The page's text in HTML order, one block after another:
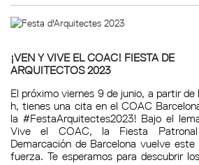
¡VEN Y VIVE EL COAC! FIESTA DE
ARQUITECTOS 2023
El próximo viernes 9 de junio, a partir de
h, tienes una cita en el COAC
la #FestaArquitectes2023! Bajo el
Vive el COAC, la Fiesta
Demarcación de Barcelona vuelve
fuerza. Te esperamos para descubrir